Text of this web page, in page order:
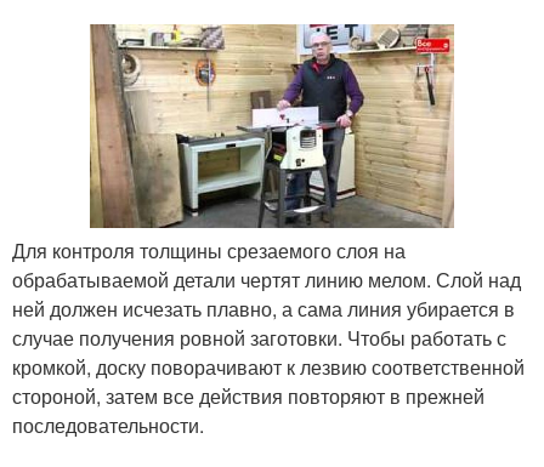
Для контроля толщины срезаемого слоя на
обрабатываемой детали чертят линию мелом. Слой над
ней должен исчезать плавно, а сама линия убирается в
случае получения ровной заготовки. Чтобы работать с
кромкой, доску поворачивают к лезвию соответственной
стороной, затем все действия повторяют в прежней
последовательности.